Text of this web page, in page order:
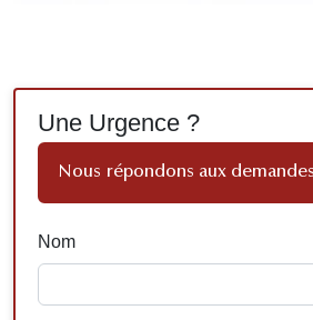
Une Urgence ?
Nous répondons aux
Nom